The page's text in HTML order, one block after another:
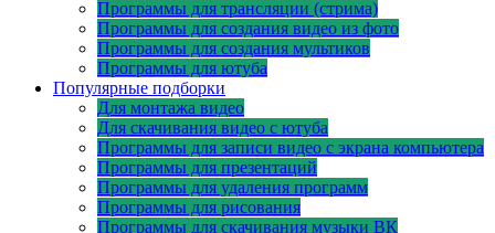
Программы для трансляции (стрима)
Программы для создания видео из фото
Программы для создания мультиков
Программы для ютуба
Популярные подборки
Для монтажа видео
Для скачивания видео с ютуба
Программы для записи видео с экрана компьютера
Программы для презентаций
Программы для удаления программ
Программы для рисования
Программы для скачивания музыки ВК